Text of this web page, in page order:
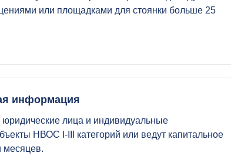
или площадками для стоянки больше 25
информация
лица и индивидуальные
НВОС I-III категорий или ведут капитальное
месяцев.